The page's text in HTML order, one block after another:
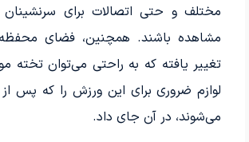
مختلف و حتی اتصالات برای سرنشینان
مشاهده باشند. همچنین، فضای محفظه
تغییر یافته که به راحتی می‌توان تخته
لوازم ضروری برای این ورزش را که پس
می‌شوند، در آن جای داد.